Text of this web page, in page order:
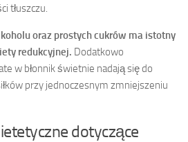
tłuszczu.
oraz prostych cukrów ma istotny
redukcyjnej. Dodatkowo
w błonnik świetnie nadają się do
przy jednoczesnym zmniejszeniu
dotyczące